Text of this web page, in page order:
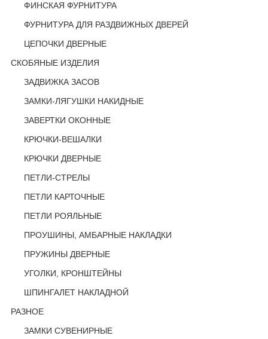
ФИНСКАЯ ФУРНИТУРА
ФУРНИТУРА ДЛЯ РАЗДВИЖНЫХ ДВЕРЕЙ
ЦЕПОЧКИ ДВЕРНЫЕ
СКОБЯНЫЕ ИЗДЕЛИЯ
ЗАДВИЖКА ЗАСОВ
ЗАМКИ-ЛЯГУШКИ НАКИДНЫЕ
ЗАВЕРТКИ ОКОННЫЕ
КРЮЧКИ-ВЕШАЛКИ
КРЮЧКИ ДВЕРНЫЕ
ПЕТЛИ-СТРЕЛЫ
ПЕТЛИ КАРТОЧНЫЕ
ПЕТЛИ РОЯЛЬНЫЕ
ПРОУШИНЫ, АМБАРНЫЕ НАКЛАДКИ
ПРУЖИНЫ ДВЕРНЫЕ
УГОЛКИ, КРОНШТЕЙНЫ
ШПИНГАЛЕТ НАКЛАДНОЙ
РАЗНОЕ
ЗАМКИ СУВЕНИРНЫЕ